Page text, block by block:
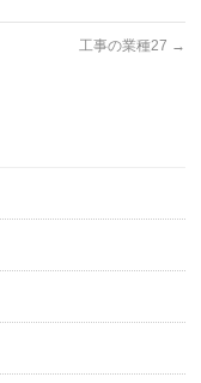
工事の業種27 →